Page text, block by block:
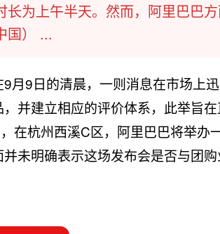
为上午半天。然而，阿里巴巴
国） ...
月9日的清晨，一则消息在市场上
并建立相应的评价体系，此举旨
在杭州西溪C区，阿里巴巴将举办
未明确表示这场发布会是否与团